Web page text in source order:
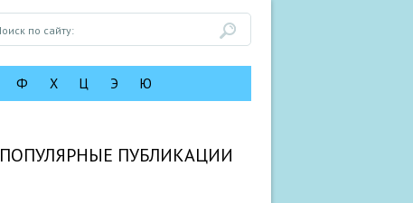
Ф Х Ц Э Ю
ПОПУЛЯРНЫЕ ПУБЛИКАЦИИ